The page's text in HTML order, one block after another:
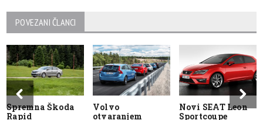
POVEZANI ČLANCI
Spremna Škoda
Rapid
Volvo
otvaranjem
Novi SEAT Leon
Sportcoupe